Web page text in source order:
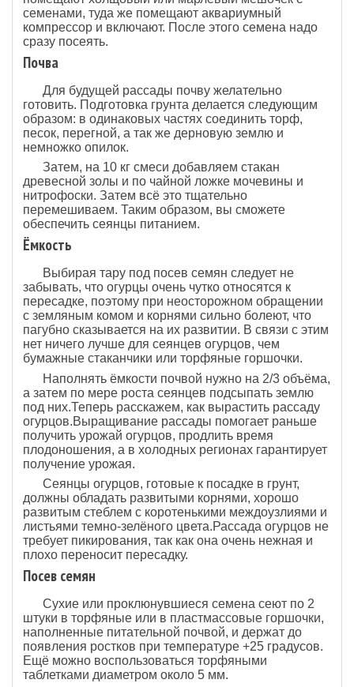
семенами, туда же помещают аквариумный
компрессор и включают. После этого семена надо
сразу посеять.
Почва
Для будущей рассады почву желательно
готовить. Подготовка грунта делается следующим
образом: в одинаковых частях соединить торф,
песок, перегной, а так же дерновую землю и
немножко опилок.
Затем, на 10 кг смеси добавляем стакан
древесной золы и по чайной ложке мочевины и
нитрофоски. Затем всё это тщательно
перемешиваем. Таким образом, вы сможете
обеспечить сеянцы питанием.
Ёмкость
Выбирая тару под посев семян следует не
забывать, что огурцы очень чутко относятся к
пересадке, поэтому при неосторожном обращении
с земляным комом и корнями сильно болеют, что
пагубно сказывается на их развитии. В связи с этим
нет ничего лучше для сеянцев огурцов, чем
бумажные стаканчики или торфяные горшочки.
Наполнять ёмкости почвой нужно на 2/3 объёма,
а затем по мере роста сеянцев подсыпать землю
под них.Теперь расскажем, как вырастить рассаду
огурцов.Выращивание рассады помогает раньше
получить урожай огурцов, продлить время
плодоношения, а в холодных регионах гарантирует
получение урожая.
Сеянцы огурцов, готовые к посадке в грунт,
должны обладать развитыми корнями, хорошо
развитым стеблем с коротенькими междоузлиями и
листьями темно-зелёного цвета.Рассада огурцов не
требует пикирования, так как она очень нежная и
плохо переносит пересадку.
Посев семян
Сухие или проклюнувшиеся семена сеют по 2
штуки в торфяные или в пластмассовые горшочки,
наполненные питательной почвой, и держат до
появления ростков при температуре +25 градусов.
Ещё можно воспользоваться торфяными
таблетками диаметром около 5 мм.